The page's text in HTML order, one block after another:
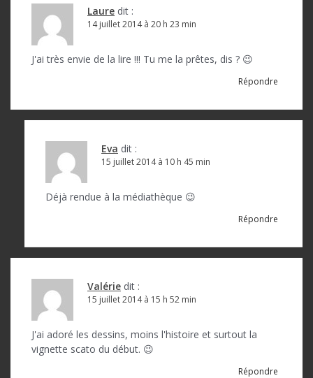
Laure dit :
14 juillet 2014 à 20 h 23 min
J'ai très envie de la lire !!! Tu me la prêtes, dis ? 😉
Répondre
Eva dit :
15 juillet 2014 à 10 h 45 min
Déjà rendue à la médiathèque 😉
Répondre
Valérie dit :
15 juillet 2014 à 15 h 52 min
J'ai adoré les dessins, moins l'histoire et surtout la
vignette scato du début. 😉
Répondre